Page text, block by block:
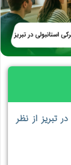
تبریز از نظر